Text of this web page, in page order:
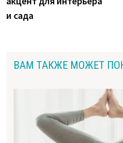
записям
и сада
ВАМ ТАКЖЕ МОЖЕТ